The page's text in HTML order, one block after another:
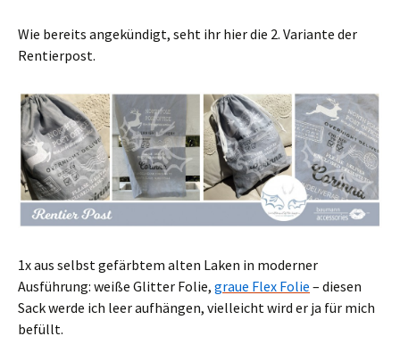
Wie bereits angekündigt, seht ihr hier die 2. Variante der
Rentierpost.
1x aus selbst gefärbtem alten Laken in moderner
Ausführung: weiße Glitter Folie, graue Flex Folie – diesen
Sack werde ich leer aufhängen, vielleicht wird er ja für mich
befüllt.